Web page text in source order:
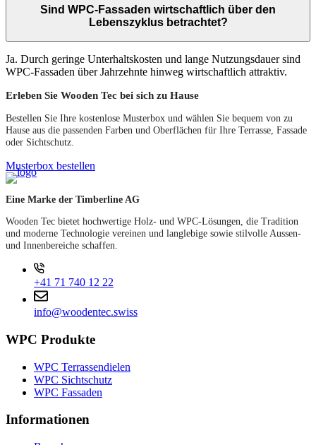
Sind WPC-Fassaden wirtschaftlich über den
Lebenszyklus betrachtet?
Ja. Durch geringe Unterhaltskosten und lange Nutzungsdauer sind
WPC-Fassaden über Jahrzehnte hinweg wirtschaftlich attraktiv.
Erleben Sie Wooden Tec bei sich zu Hause
Bestellen Sie Ihre kostenlose Musterbox und wählen Sie bequem von zu
Hause aus die passenden Farben und Oberflächen für Ihre Terrasse, Fassade
oder Sichtschutz.
Musterbox bestellen
Eine Marke der Timberline AG
Wooden Tec bietet hochwertige Holz- und WPC-Lösungen, die Tradition
und moderne Technologie vereinen und langlebige sowie stilvolle Aussen-
und Innenbereiche schaffen.
+41 71 740 12 22
info@woodentec.swiss
WPC Produkte
WPC Terrassendielen
WPC Sichtschutz
WPC Fassaden
Informationen